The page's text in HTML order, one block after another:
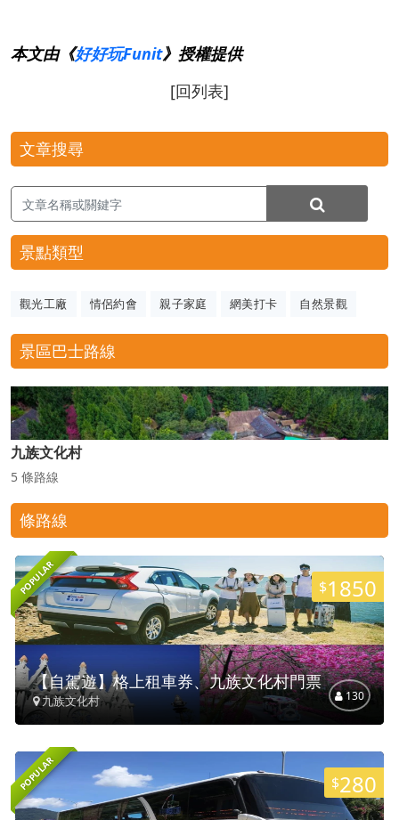
本文由《好好玩Funit》授權提供
[回列表]
文章搜尋
景點類型
觀光工廠 情侶約會 親子家庭 網美打卡 自然景觀
景區巴士路線
九族文化村
5 條路線
條路線
POPULAR $1850
【自駕遊】格上租車券、九族文化村門票
九族文化村 130
POPULAR $280